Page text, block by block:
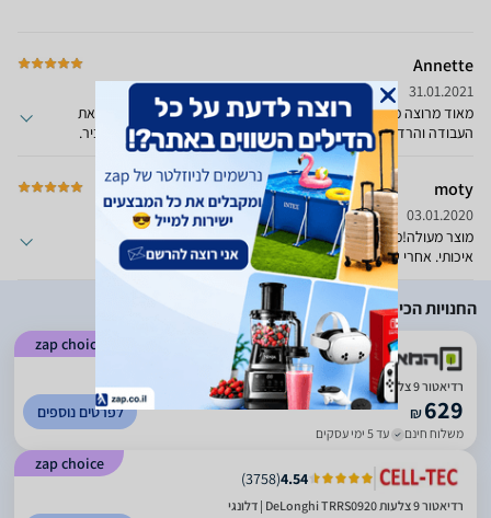
Annette
31.01.2021
מאוד מרוצה מהרדיאטור. כבר נפלתי על רדיאטורים שפשוט לא עשו את
העבודה והרדיאטור הזה פשוט עובד ומפיץ חום נעים בבית ובמחיר סביר.
moty
03.01.2020
מוצר מעולה!מחמם יחסית מהר לא מרעיש . מרגישים שמדובר במוצר
איכותי. אחרי שנה של שימוש מרוצה מאוד
החנויות הכי זולות
zap choice
4.88
(
3360
)
רדיאטור 9 צלעות DELONGHI דלונגי TRRS0920
₪629
משלוח חינם עד 5 ימי עסקים
לפרטים נוספים
zap choice
4.54
(
3758
)
רדיאטור 9 צלעות DeLonghi TRRS0920 | דלונגי